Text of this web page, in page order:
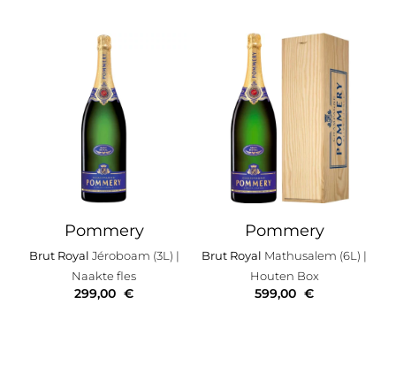
Pommery
Brut Royal Jéroboam (3L) |
Naakte fles
299,00 €
Pommery
Brut Royal Mathusalem (6L) |
Houten Box
599,00 €